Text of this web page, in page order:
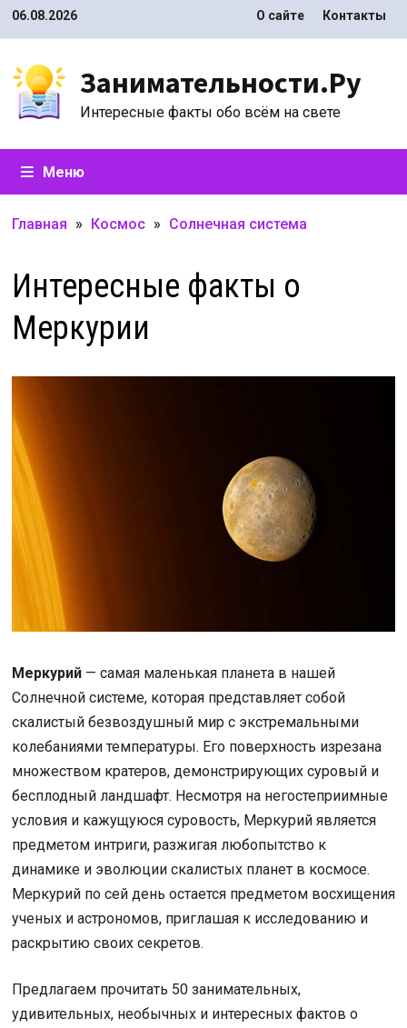
Перейти
06.08.2026 О сайте Контакты
Занимательности.Ру
Интересные факты обо всём на свете
Меню
Главная » Космос » Солнечная система
Интересные факты о
Меркурии
Меркурий— самая маленькая планета в нашей
Солнечной системе, которая представляет собой
скалистый безвоздушный мир с экстремальными
колебаниями температуры. Его поверхность изрезана
множеством кратеров, демонстрирующих суровый и
бесплодный ландшафт. Несмотря на негостеприимные
условия и кажущуюся суровость, Меркурий является
предметом интриги, разжигая любопытство к
динамике и эволюции скалистых планет в космосе.
Меркурий по сей день остается предметом восхищения
ученых и астрономов, приглашая к исследованию и
раскрытию своих секретов.
Предлагаем прочитать 50 занимательных,
удивительных, необычных и интересных фактов о